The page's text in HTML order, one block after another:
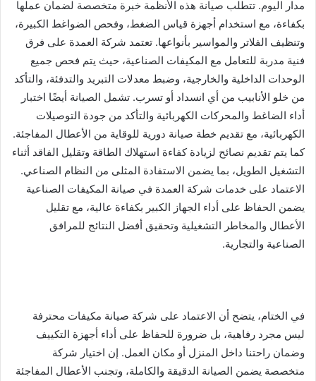
مدار اليوم. تتطلب صيانة هذه الأنظمة خبرة متخصصة لضمان عملها
بكفاءة، مع استخدام أجهزة قياس الضغط، وفحص الضواغط الكبيرة،
وتنظيف الفلاتر والمواسير بأنواعها. تعتمد شركة العمدة على فرق
فنية مدربة للتعامل مع المكيفات الصناعية، حيث يتم فحص جميع
الوحدات الداخلية والخارجية، وضبط معدلات التبريد والتدفئة، والتأكد
من خلو الأنابيب من أي انسداد أو تسرب. تشمل الصيانة أيضًا اختبار
أداء الضاغط والمحركات الكهربائية والتأكد من جودة التوصيلات
الكهربائية، مع تقديم خطة صيانة دورية للوقاية من الأعطال المفاجئة.
كما يتم تقديم نصائح لزيادة كفاءة استهلاك الطاقة وتقليل الفاقد أثناء
التشغيل الطويل، بما يضمن الاستفادة المثلى من النظام الصناعي.
الاعتماد على خدمات شركة العمدة في صيانة المكيفات الصناعية
يضمن الحفاظ على أداء الجهاز الكبير بكفاءة عالية، مع تقليل
الأعطال والمخاطر التشغيلية وتحقيق أفضل النتائج للمرافق
الصناعية والتجارية.
في الختام، يتضح أن الاعتماد على شركة صيانة مكيفات محترفة
ليس مجرد رفاهية، بل ضرورة للحفاظ على أداء أجهزة التكييف
وضمان راحتنا داخل المنزل أو مكان العمل. إن اختيار شركة
متخصصة يضمن الصيانة الدقيقة والكاملة، وتجنب الأعطال المفاجئة